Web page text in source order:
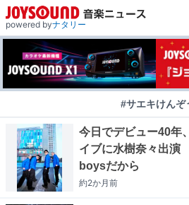
powered byナタリー
#サエキけんぞ
今日でデビュー40年
イブに水樹奈々出
boysだから
約2か月前